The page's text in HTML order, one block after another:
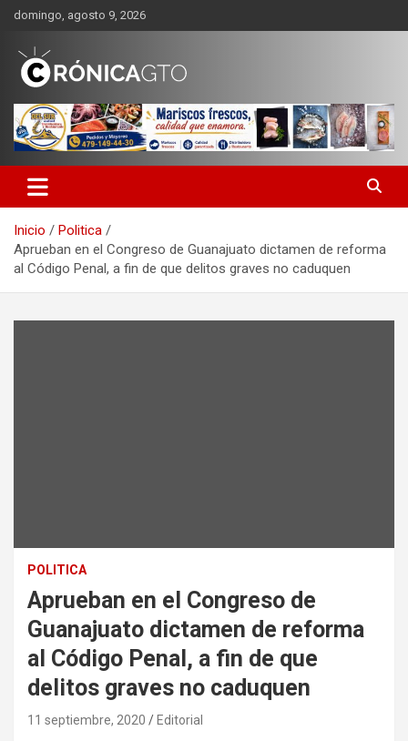
Saltar
contenido
domingo, agosto 9, 2026
CRONICA GUANAJUATO
Inicio
Politica
Aprueban en el Congreso de Guanajuato dictamen de reforma
al Código Penal, a fin de que delitos graves no caduquen
POLITICA
Aprueban en el Congreso de
Guanajuato dictamen de reforma
al Código Penal, a fin de que
delitos graves no caduquen
11 septiembre, 2020 Editorial